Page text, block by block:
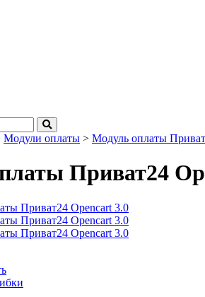
Модули оплаты > Модуль оплаты
Приват24